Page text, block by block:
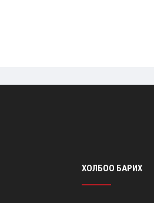
ХОЛБОО БАРИХ